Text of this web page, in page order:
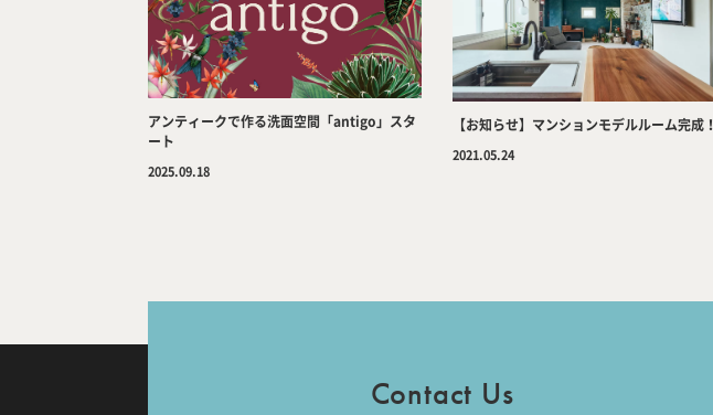
アンティークで作る洗面空間「antigo」スタ
ート
2025.09.18
【お知らせ】マンションモデルルーム完成！
2021.05.24
Contact Us
TEL.078-861-2001（営業時間：